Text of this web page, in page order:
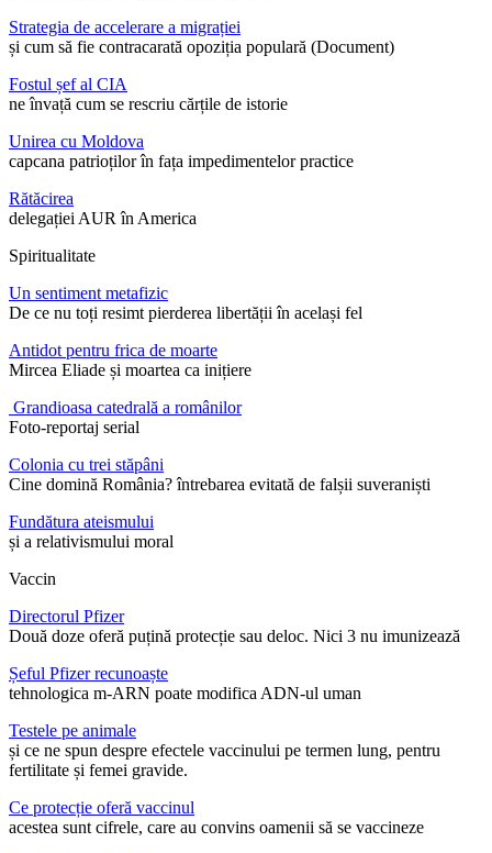
Strategia de accelerare a migrației
și cum să fie contracarată opoziția populară (Document)
Fostul șef al CIA
ne învață cum se rescriu cărțile de istorie
Unirea cu Moldova
capcana patrioților în fața impedimentelor practice
Rătăcirea
delegației AUR în America
Spiritualitate
Un sentiment metafizic
De ce nu toți resimt pierderea libertății în același fel
Antidot pentru frica de moarte
Mircea Eliade și moartea ca inițiere
Grandioasa catedrală a românilor
Foto-reportaj serial
Colonia cu trei stăpâni
Cine domină România? întrebarea evitată de falșii suveraniști
Fundătura ateismului
și a relativismului moral
Vaccin
Directorul Pfizer
Două doze oferă puțină protecție sau deloc. Nici 3 nu imunizează
Șeful Pfizer recunoaște
tehnologica m-ARN poate modifica ADN-ul uman
Testele pe animale
și ce ne spun despre efectele vaccinului pe termen lung, pentru
fertilitate și femei gravide.
Ce protecție oferă vaccinul
acestea sunt cifrele, care au convins oamenii să se vaccineze